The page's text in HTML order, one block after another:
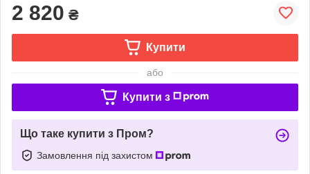
2 820 ₴
Купити
або
Купити з
Що таке купити з Пром?
Замовлення під захистом